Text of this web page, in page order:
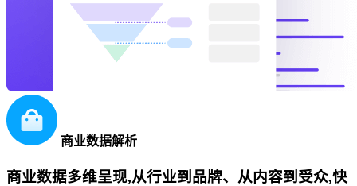
商业数据解析
商业数据多维呈现,从行业到品牌、从内容到受众,快